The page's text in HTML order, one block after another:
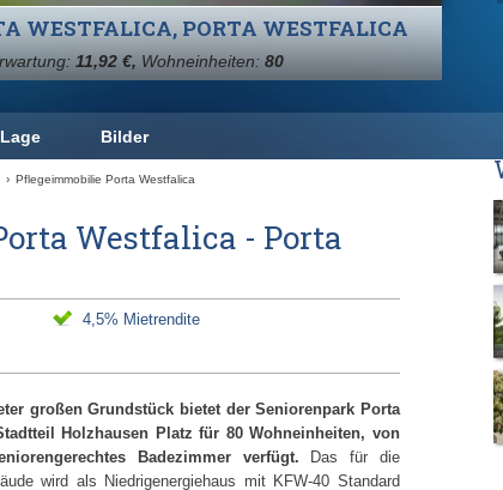
WESTFALICA, PORTA WESTFALICA
11,92 €, Wohneinheiten: 80
Bilder
› Pflegeimmobilie Porta Westfalica
Westfalica - Porta
4,5% Mietrendite
großen Grundstück bietet der Seniorenpark Porta
Holzhausen Platz für 80 Wohneinheiten, von
Badezimmer verfügt. Das für die
wird als Niedrigenergiehaus mit KFW-40 Standard